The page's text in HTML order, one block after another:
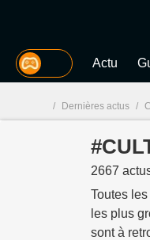
MGG Actu
/ Dernières actus /
2667
Toutes
les plus
sont à